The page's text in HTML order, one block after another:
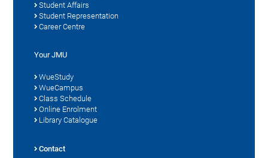
Student Affairs
Student Representation
Career Centre
Your JMU
WueStudy
WueCampus
Class Schedule
Online Enrolment
Library Catalogue
Contact